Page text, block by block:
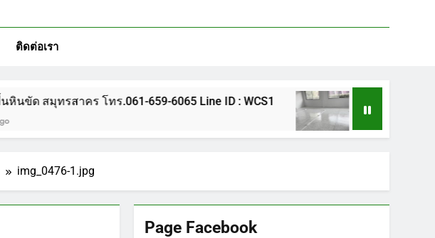
ขัดพื้นหินขัด สมุทรสาคร โทร.061-659-6065 Line ID : WCS1
ติดต่อเรา
คร โทร.061-659-6065 Line ID : WCS1 ขัดพื้นหินขัด อบต.แหลมบัว
1 ปี Ago
img_0476-1.jpg
Page Facebook